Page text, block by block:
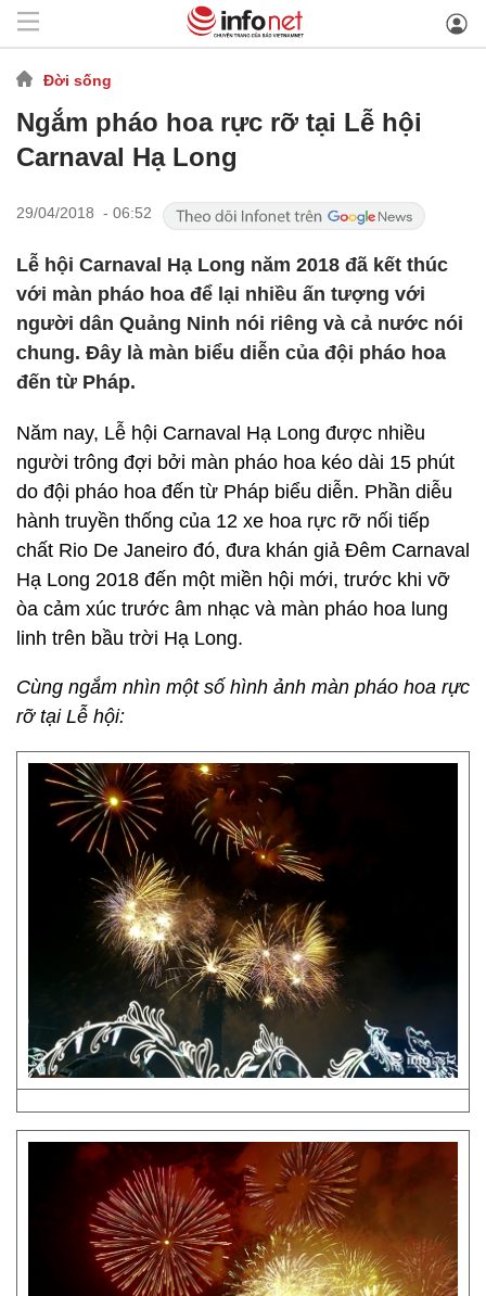
Đời sống
Ngắm pháo hoa rực rỡ tại Lễ hội
Carnaval Hạ Long
29/04/2018 - 06:52
Lễ hội Carnaval Hạ Long năm 2018 đã kết thúc
với màn pháo hoa để lại nhiều ấn tượng với
người dân Quảng Ninh nói riêng và cả nước nói
chung. Đây là màn biểu diễn của đội pháo hoa
đến từ Pháp.
Năm nay, Lễ hội Carnaval Hạ Long được nhiều
người trông đợi bởi màn pháo hoa kéo dài 15 phút
do đội pháo hoa đến từ Pháp biểu diễn. Phần diễu
hành truyền thống của 12 xe hoa rực rỡ nối tiếp
chất Rio De Janeiro đó, đưa khán giả Đêm Carnaval
Hạ Long 2018 đến một miền hội mới, trước khi vỡ
òa cảm xúc trước âm nhạc và màn pháo hoa lung
linh trên bầu trời Hạ Long.
Cùng ngắm nhìn một số hình ảnh màn pháo hoa rực
rỡ tại Lễ hội: